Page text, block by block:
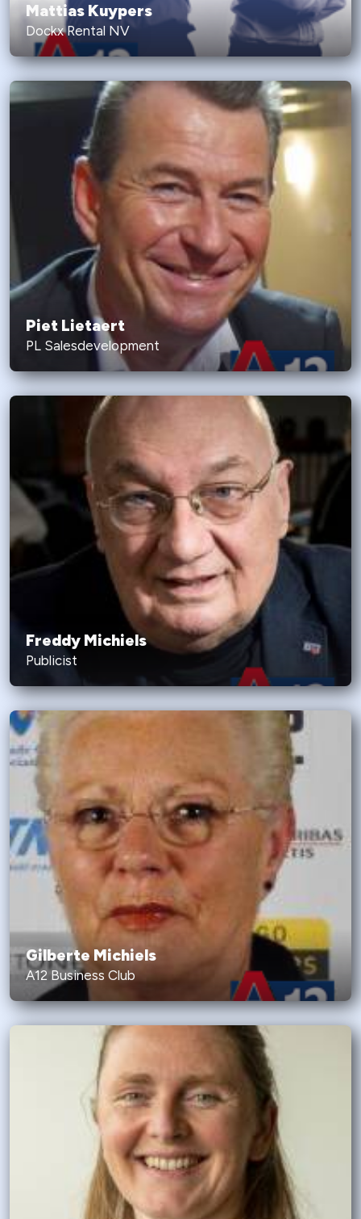
Mattias Kuypers
Dockx Rental NV
Piet Lietaert
PL Salesdevelopment
Freddy Michiels
Publicist
Gilberte Michiels
A12 Business Club